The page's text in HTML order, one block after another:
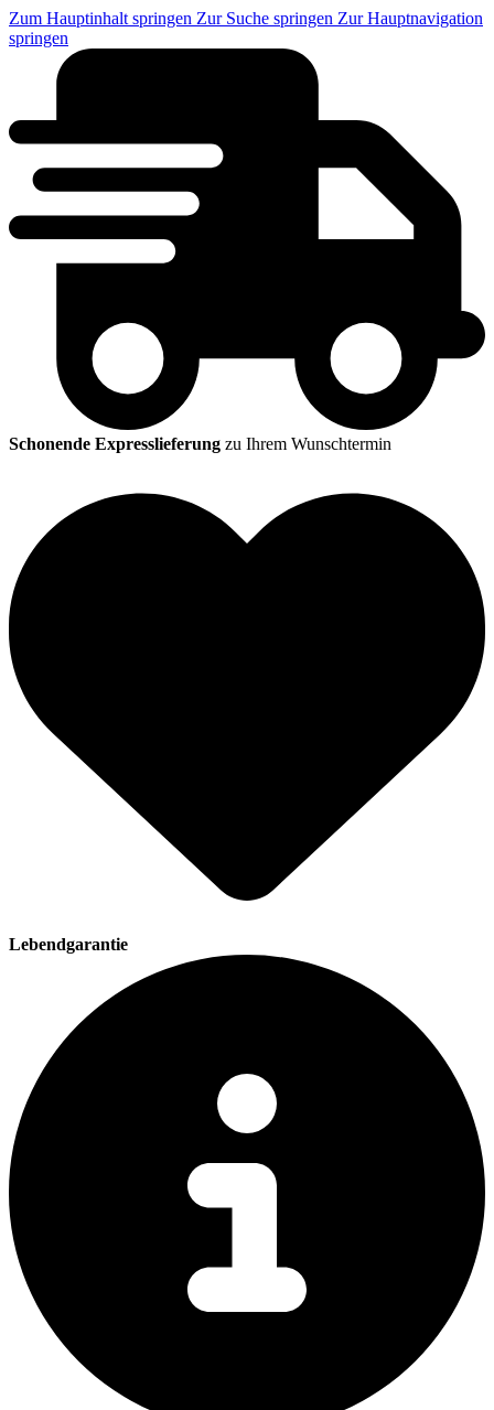
Zum Hauptinhalt springen Zur Suche springen Zur Hauptnavigation
springen
Schonende Expresslieferung zu Ihrem Wunschtermin
Lebendgarantie